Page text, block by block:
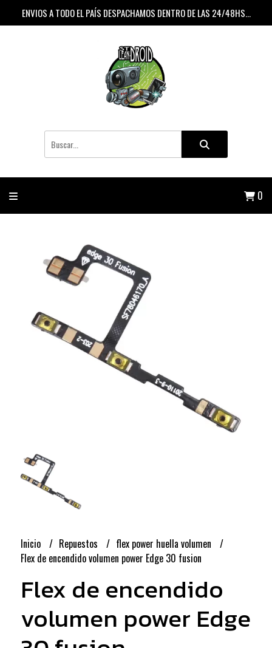
ENVIOS A TODO EL PAÍS DESPACHAMOS DENTRO DE LAS 24/48HS...
0
Inicio Repuestos
flex power huella volumen
Flex de encendido volumen power Edge 30 fusion
Flex de encendido
volumen power Edge